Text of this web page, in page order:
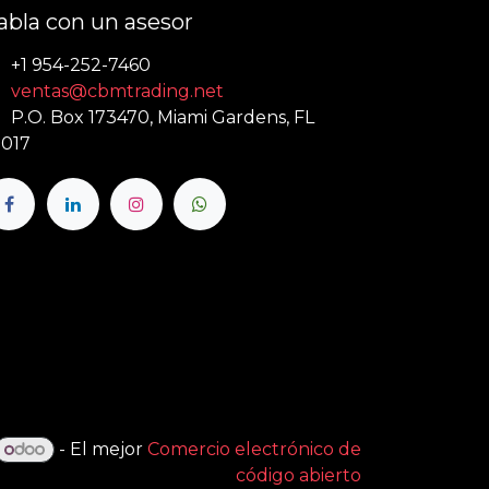
con un asesor
+1 954-252-7460
ventas@cbmtrading.net
P.O. Box 173470, Miami Gardens, FL
- El mejor Comercio electrónico de
código abierto